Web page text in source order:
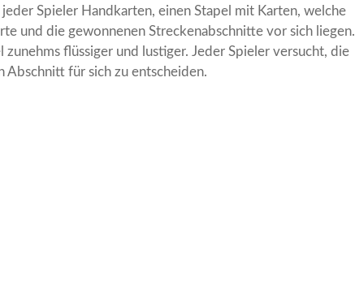
Spieler Handkarten, einen Stapel mit Karten, welche
und die gewonnenen Streckenabschnitte vor sich liegen.
flüssiger und lustiger. Jeder Spieler versucht, die
Abschnitt für sich zu entscheiden.